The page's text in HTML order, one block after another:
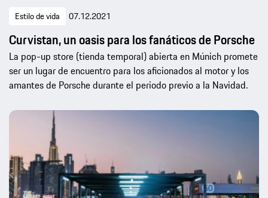
Estilo de vida 07.12.2021
Curvistan, un oasis para los fanáticos de Porsche
La pop-up store (tienda temporal) abierta en Múnich promete
ser un lugar de encuentro para los aficionados al motor y los
amantes de Porsche durante el periodo previo a la Navidad.